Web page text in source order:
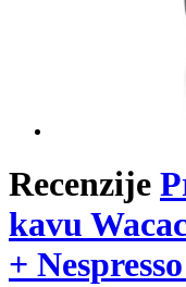
Recenzije
kavu
+